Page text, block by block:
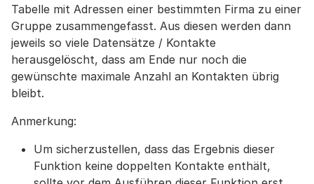
Tabelle mit Adressen einer bestimmten Firma zu einer
Gruppe zusammengefasst. Aus diesen werden dann
jeweils so viele Datensätze / Kontakte
herausgelöscht, dass am Ende nur noch die
gewünschte maximale Anzahl an Kontakten übrig
bleibt.
Anmerkung:
Um sicherzustellen, dass das Ergebnis dieser
Funktion keine doppelten Kontakte enthält,